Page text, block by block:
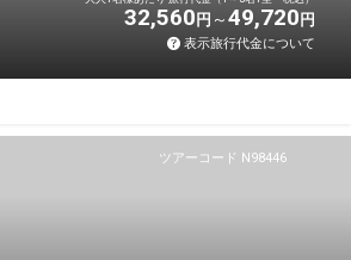
32,560 円 49,720 円
表示旅行代金について
ツアーコード N98446